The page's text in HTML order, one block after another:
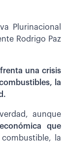
Plurinacional
Rodrigo Paz
una crisis
la
aunque
que
la